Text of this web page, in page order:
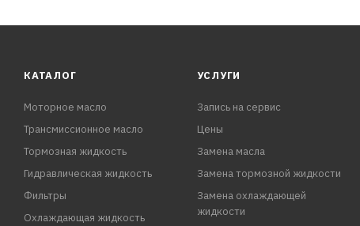
КАТАЛОГ
Моторное масло
Трансмиссионное масло
Тормозная жидкость
Гидравлическая жидкость
Фильтры
Охлаждающая жидкость
УСЛУГИ
Запись на сервис
Цены
Замена масла
Замена тормозной жидкости
Замена охлаждающей
жидкости